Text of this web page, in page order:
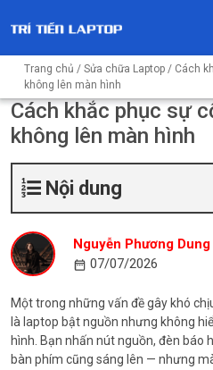
Trang chủ / Sửa chữa Laptop / Cách
không lên màn hình
Cách khắc phục sự
không lên màn hình
Nội dung
Nguyễn Phương Dung
07/07/2026
Một trong những vấn đề gây khó
là laptop bật nguồn nhưng không
hình. Bạn nhấn nút nguồn, đèn báo
bàn phím cũng sáng lên — nhưng